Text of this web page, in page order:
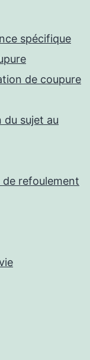
spécifique
de coupure
du sujet au
de refoulement